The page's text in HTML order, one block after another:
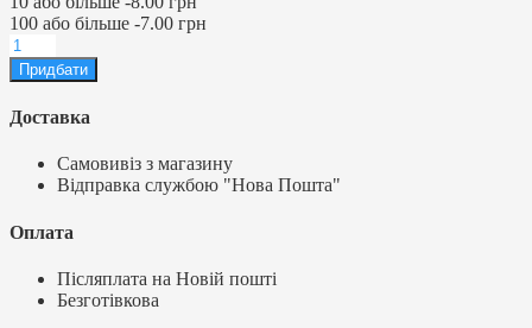
100 або більше -7.00 грн
Доставка
Самовивіз з магазину
Відправка службою "Нова Пошта"
Оплата
Післяплата на Новій пошті
Безготівкова